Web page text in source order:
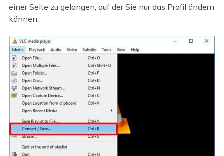
einer Seite zu gelangen, auf der Sie nur das Profil ändern
können.